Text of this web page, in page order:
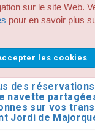
transfert privé à
de Majorque
Jordi en minibus
type de transport
des réservations
navette
sur vos
Jordi de
sur le site Web.
pour en savoir plus
les cookies